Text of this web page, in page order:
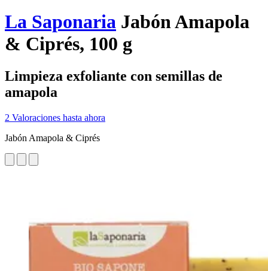
La Saponaria Jabón Amapola
& Ciprés, 100 g
Limpieza exfoliante con semillas de
amapola
2 Valoraciones hasta ahora
Jabón Amapola & Ciprés